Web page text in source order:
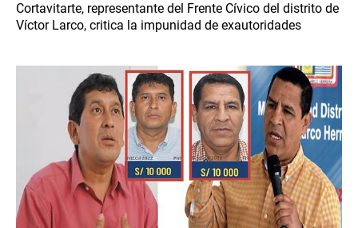
Cortavitarte, representante del Frente Cívico del distrito de
Víctor Larco, critica la impunidad de exautoridades